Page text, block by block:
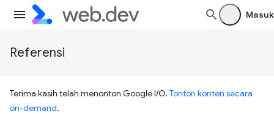
Masuk
Referensi
Terima kasih telah menonton Google I/O. Tonton konten secara
on-demand.